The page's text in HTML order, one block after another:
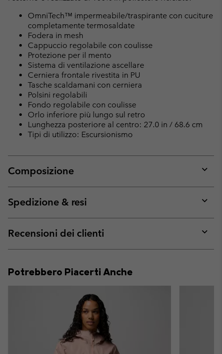
OmniTech™ impermeabile/traspirante con cuciture
completamente termosaldate
Fodera in mesh
Cappuccio regolabile con coulisse
Protezione per il mento
Sistema di ventilazione ascellare
Cerniera frontale rivestita in PU
Tasche scaldamani con cerniera
Polsini regolabili
Fondo regolabile con coulisse
Orlo inferiore più lungo sul retro
Lunghezza posteriore al centro: 27.0 in / 68.6 cm
Tipi di utilizzo: Escursionismo
Composizione
or
Spedizione & resi
or
Recensioni dei clienti
or
Potrebbero Piacerti Anche